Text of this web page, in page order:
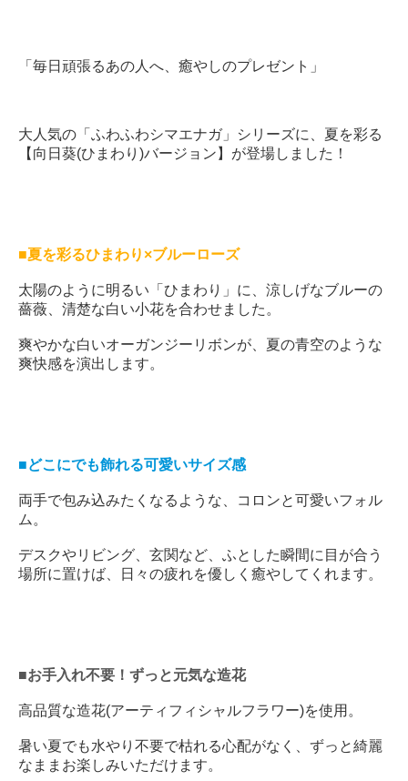
「毎日頑張るあの人へ、癒やしのプレゼント」
大人気の「ふわふわシマエナガ」シリーズに、夏を彩る
【向日葵(ひまわり)バージョン】が登場しました！
■夏を彩るひまわり×ブルーローズ
太陽のように明るい「ひまわり」に、涼しげなブルーの
薔薇、清楚な白い小花を合わせました。
爽やかな白いオーガンジーリボンが、夏の青空のような
爽快感を演出します。
■どこにでも飾れる可愛いサイズ感
両手で包み込みたくなるような、コロンと可愛いフォル
ム。
デスクやリビング、玄関など、ふとした瞬間に目が合う
場所に置けば、日々の疲れを優しく癒やしてくれます。
■お手入れ不要！ずっと元気な造花
高品質な造花(アーティフィシャルフラワー)を使用。
暑い夏でも水やり不要で枯れる心配がなく、ずっと綺麗
なままお楽しみいただけます。